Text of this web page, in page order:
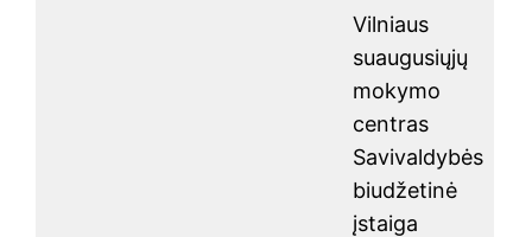
Vilniaus
suaugusiųjų
mokymo
centras
Savivaldybės
biudžetinė
įstaiga